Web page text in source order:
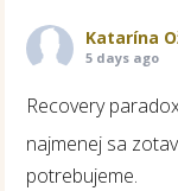
Katarína
5 days ago
Recovery
najmenej sa
potrebujeme.